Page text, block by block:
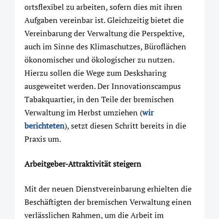
ortsflexibel zu arbeiten, sofern dies mit ihren
Aufgaben vereinbar ist. Gleichzeitig bietet die
Vereinbarung der Verwaltung die Perspektive,
auch im Sinne des Klimaschutzes, Büroflächen
ökonomischer und ökologischer zu nutzen.
Hierzu sollen die Wege zum Desksharing
ausgeweitet werden. Der Innovationscampus
Tabakquartier, in den Teile der bremischen
Verwaltung im Herbst umziehen (wir
berichteten), setzt diesen Schritt bereits in die
Praxis um.
Arbeitgeber-Attraktivität steigern
Mit der neuen Dienstvereinbarung erhielten die
Beschäftigten der bremischen Verwaltung einen
verlässlichen Rahmen, um die Arbeit im